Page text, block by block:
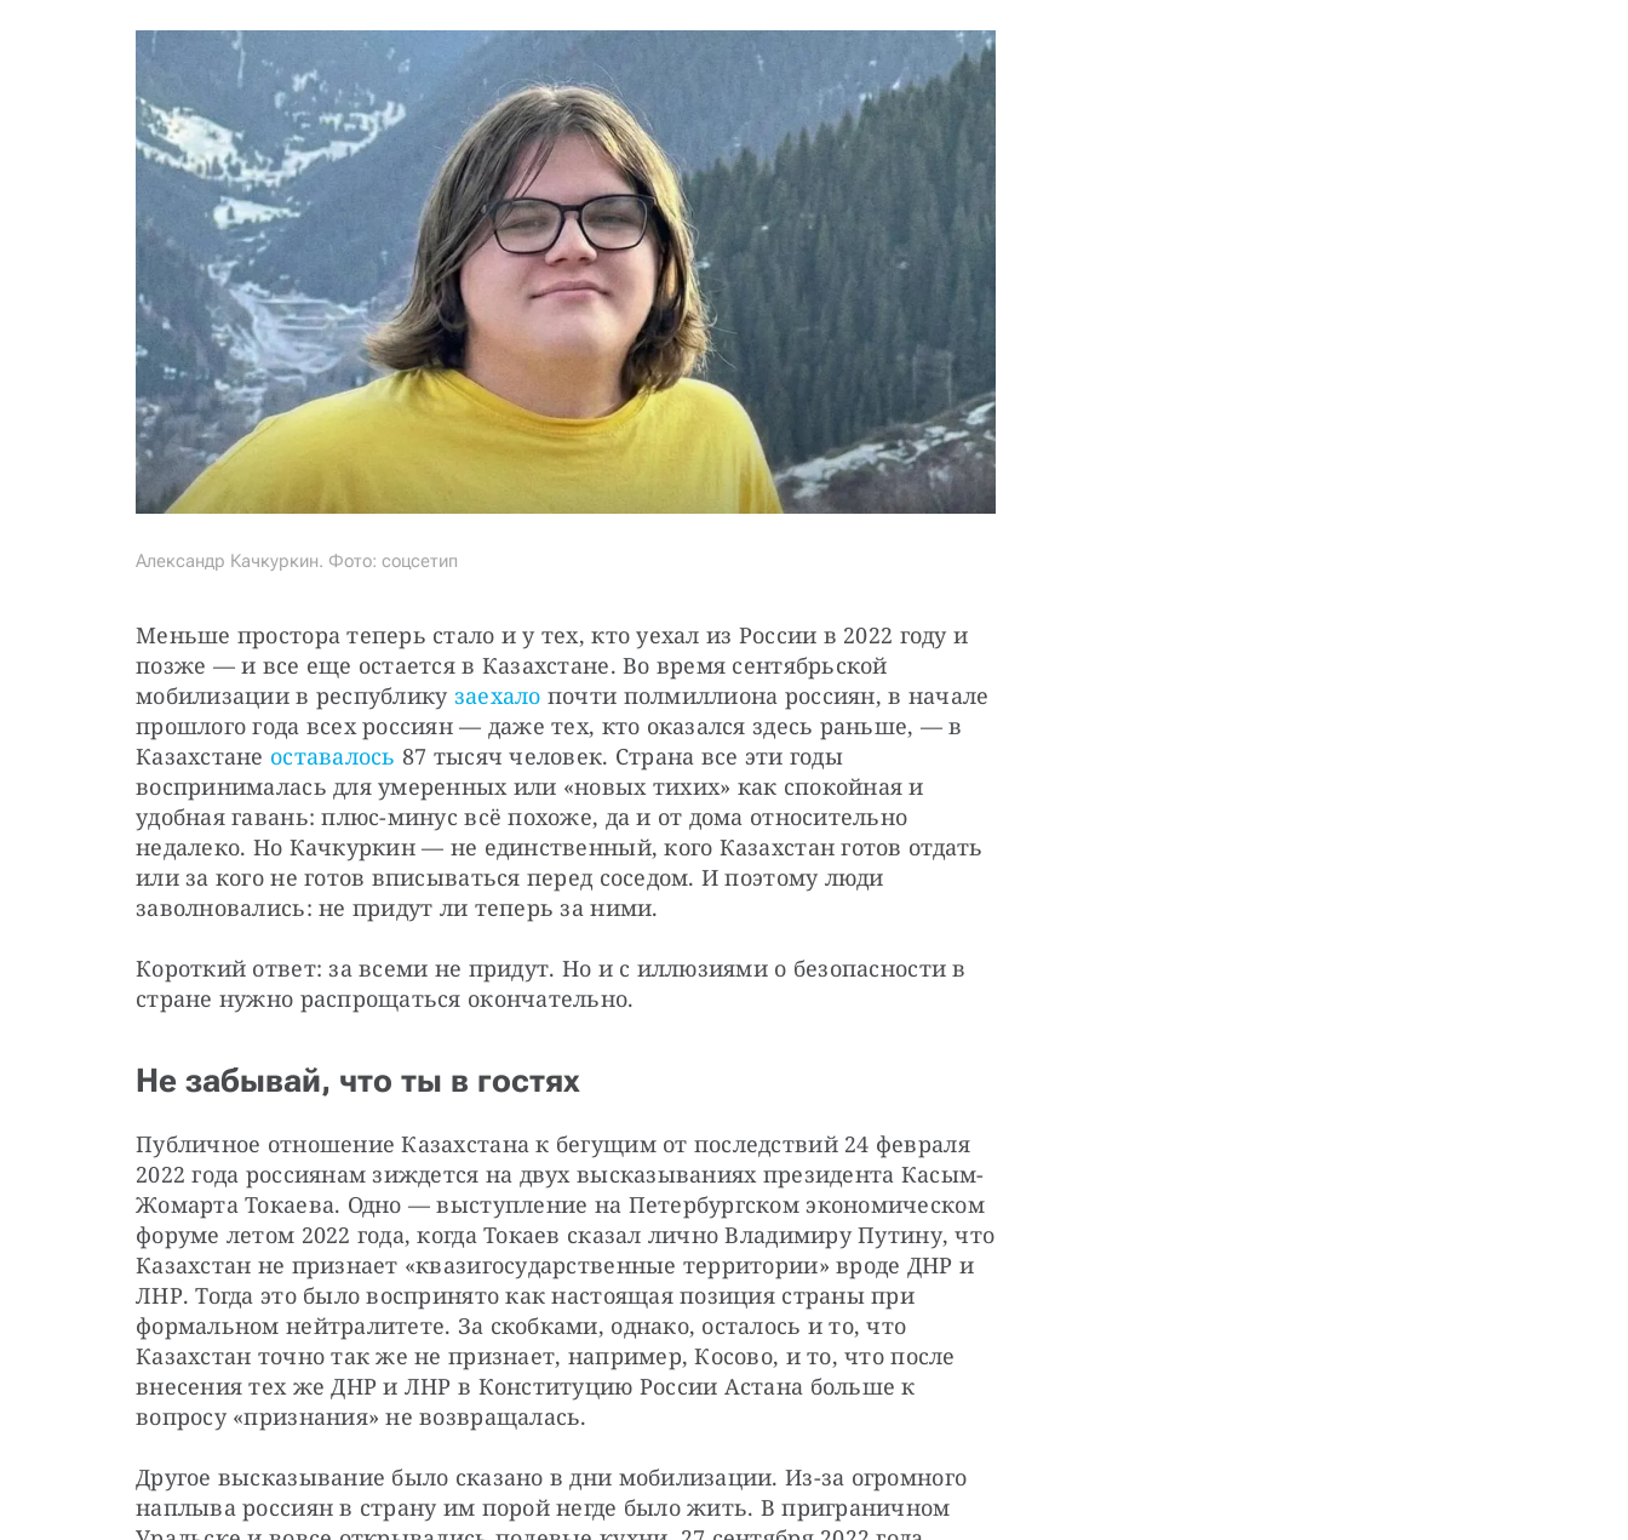
Александр Качкуркин. Фото: соцсетип
Меньше простора теперь стало и у тех, кто уехал из России в 2022 году и
позже — и все еще остается в Казахстане. Во время сентябрьской
мобилизации в республику заехало почти полмиллиона россиян, в начале
прошлого года всех россиян — даже тех, кто оказался здесь раньше, — в
Казахстане оставалось 87 тысяч человек. Страна все эти годы
воспринималась для умеренных или «новых тихих» как спокойная и
удобная гавань: плюс-минус всё похоже, да и от дома относительно
недалеко. Но Качкуркин — не единственный, кого Казахстан готов отдать
или за кого не готов вписываться перед соседом. И поэтому люди
заволновались: не придут ли теперь за ними.
Короткий ответ: за всеми не придут. Но и с иллюзиями о безопасности в
стране нужно распрощаться окончательно.
Не забывай, что ты в гостях
Публичное отношение Казахстана к бегущим от последствий 24 февраля
2022 года россиянам зиждется на двух высказываниях президента Касым-
Жомарта Токаева. Одно — выступление на Петербургском экономическом
форуме летом 2022 года, когда Токаев сказал лично Владимиру Путину, что
Казахстан не признает «квазигосударственные территории» вроде ДНР и
ЛНР. Тогда это было воспринято как настоящая позиция страны при
формальном нейтралитете. За скобками, однако, осталось и то, что
Казахстан точно так же не признает, например, Косово, и то, что после
внесения тех же ДНР и ЛНР в Конституцию России Астана больше к
вопросу «признания» не возвращалась.
Другое высказывание было сказано в дни мобилизации. Из-за огромного
наплыва россиян в страну им порой негде было жить. В приграничном